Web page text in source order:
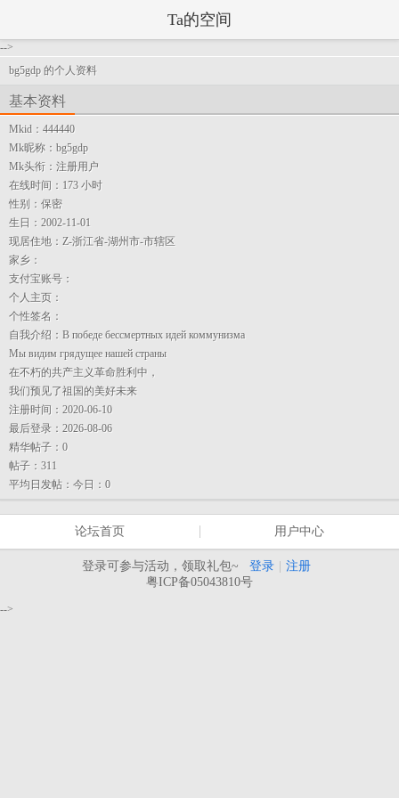
Ta的空间
-->
bg5gdp 的个人资料
基本资料
Mkid： 444440
Mk昵称： bg5gdp
Mk头衔： 注册用户
在线时间： 173 小时
性别： 保密
生日： 2002-11-01
现居住地： Z-浙江省-湖州市-市辖区
家乡：
支付宝账号：
个人主页：
个性签名：
自我介绍： В победе бессмертных идей коммунизма
Мы видим грядущее нашей страны
在不朽的共产主义革命胜利中，
我们预见了祖国的美好未来
注册时间： 2020-06-10
最后登录： 2026-08-06
精华帖子： 0
帖子： 311
平均日发帖： 今日：0
论坛首页 用户中心
登录可参与活动，领取礼包~ 登录
注册
粤ICP备05043810号
-->